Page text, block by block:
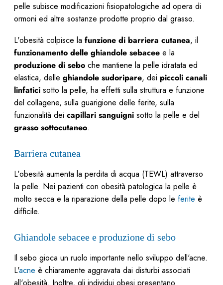
pelle subisce modificazioni fisiopatologiche ad opera di
ormoni ed altre sostanze prodotte proprio dal grasso.
L'obesità colpisce la funzione di barriera cutanea, il
funzionamento delle ghiandole sebacee e la
produzione di sebo che mantiene la pelle idratata ed
elastica, delle ghiandole sudoripare, dei piccoli canali
linfatici sotto la pelle, ha effetti sulla struttura e funzione
del collagene, sulla guarigione delle ferite, sulla
funzionalità dei capillari sanguigni sotto la pelle e del
grasso sottocutaneo.
Barriera cutanea
L'obesità aumenta la perdita di acqua (TEWL) attraverso
la pelle. Nei pazienti con obesità patologica la pelle è
molto secca e la riparazione della pelle dopo le ferite è
difficile.
Ghiandole sebacee e produzione di sebo
Il sebo gioca un ruolo importante nello sviluppo dell'acne.
L'acne è chiaramente aggravata dai disturbi associati